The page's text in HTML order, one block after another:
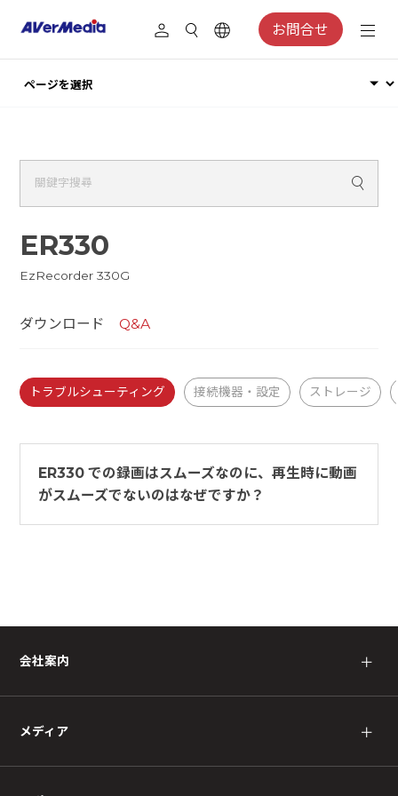
お問合せ
ER330
EzRecorder 330G
ダウンロード Q&A
トラブルシューティング 接続機器・設定 ストレージ
ER330 での録画はスムーズなのに、再生時に動画
がスムーズでないのはなぜですか？
会社案内 ＋
メディア ＋